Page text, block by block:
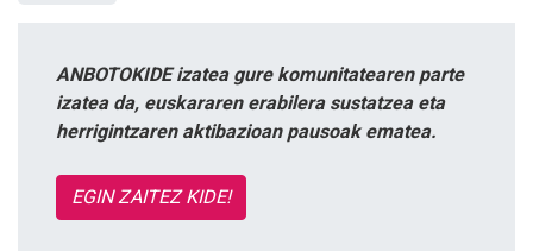
ANBOTOKIDE izatea gure komunitatearen parte
izatea da, euskararen erabilera sustatzea eta
herrigintzaren aktibazioan pausoak ematea.
EGIN ZAITEZ KIDE!